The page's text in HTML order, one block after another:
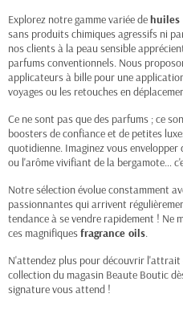
Explorez notre gamme variée dehuiles
sans produits chimiques agressifs ni
nos clients à la peau sensible
parfums conventionnels. Nous
applicateurs à bille pour une
voyages ou les retouches en
Ce ne sont pas que des parfums ; ce
boosters de confiance et de petites
quotidienne. Imaginez vous
ou l'arôme vivifiant de la bergamote…
Notre sélection évolue constamment
passionnantes qui arrivent
tendance à se vendre rapidement ! Ne
ces magnifiquesfragrance oils.
N'attendez plus pour découvrir l'attrait
collection du magasin Beaute Boutic
signature vous attend !